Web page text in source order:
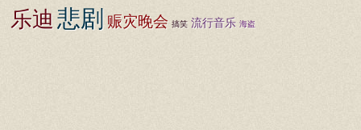
乐迪 悲剧 赈灾晚会 搞笑 流行音乐 海盗